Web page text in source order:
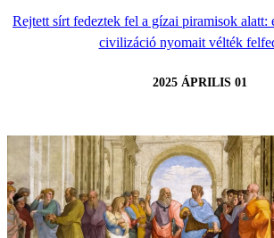
Rejtett sírt fedeztek fel a gízai piramisok alatt:
civilizáció nyomait vélték
2025 ÁPRILIS 01